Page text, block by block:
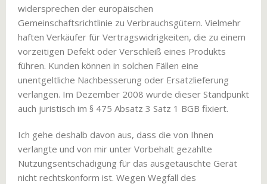
widersprechen der europäischen
Gemeinschaftsrichtlinie zu Verbrauchsgütern. Vielmehr
haften Verkäufer für Vertragswidrigkeiten, die zu einem
vorzeitigen Defekt oder Verschleiß eines Produkts
führen. Kunden können in solchen Fällen eine
unentgeltliche Nachbesserung oder Ersatzlieferung
verlangen. Im Dezember 2008 wurde dieser Standpunkt
auch juristisch im § 475 Absatz 3 Satz 1 BGB fixiert.
Ich gehe deshalb davon aus, dass die von Ihnen
verlangte und von mir unter Vorbehalt gezahlte
Nutzungsentschädigung für das ausgetauschte Gerät
nicht rechtskonform ist. Wegen Wegfall des